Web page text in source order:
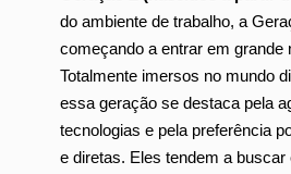
do ambiente de trabalho, a
começando a entrar em grande
Totalmente imersos no mundo
essa geração se destaca pela
tecnologias e pela preferência
e diretas. Eles tendem a